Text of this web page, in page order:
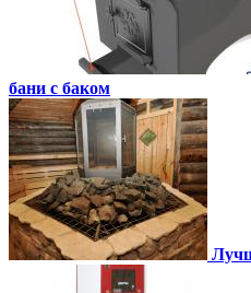
бани с баком